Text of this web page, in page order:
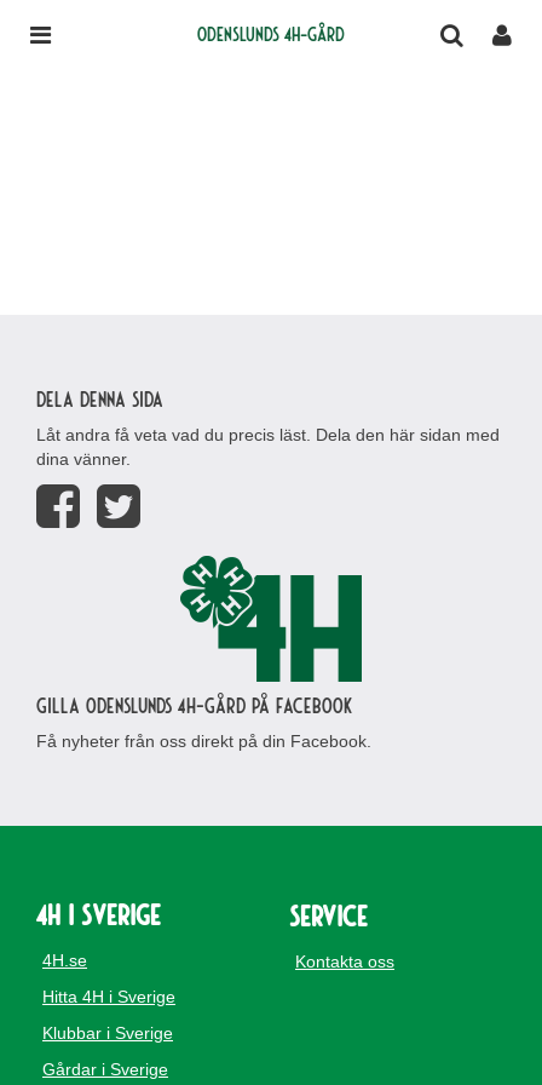
Odenslunds 4H-gård
Dela denna sida
Låt andra få veta vad du precis läst. Dela den här sidan med
dina vänner.
Gilla Odenslunds 4H-gård på Facebook
Få nyheter från oss direkt på din Facebook.
4H i Sverige
4H.se
Hitta 4H i Sverige
Klubbar i Sverige
Gårdar i Sverige
Service
Kontakta oss